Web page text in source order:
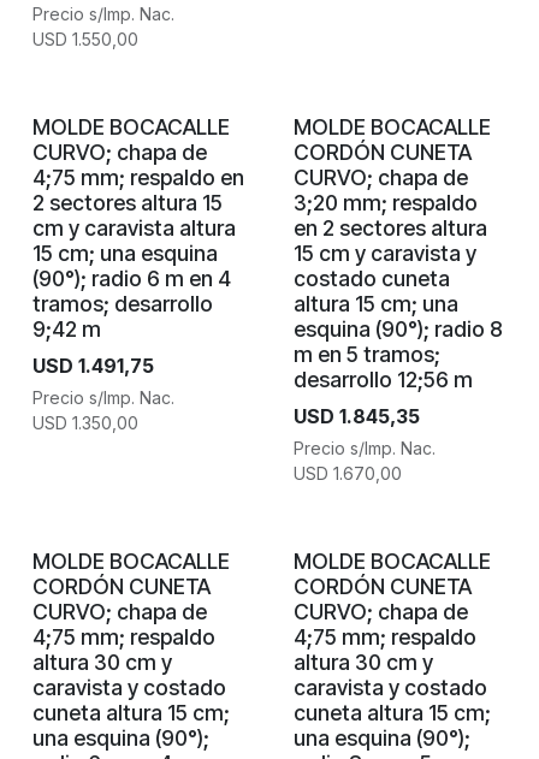
Precio s/Imp. Nac.
USD 1.550,00
MOLDE BOCACALLE
CURVO; chapa de
4;75 mm; respaldo en
2 sectores altura 15
cm y caravista altura
15 cm; una esquina
(90°); radio 6 m en 4
tramos; desarrollo
9;42 m
USD 1.491,75
Precio s/Imp. Nac.
USD 1.350,00
MOLDE BOCACALLE
CORDÓN CUNETA
CURVO; chapa de
3;20 mm; respaldo
en 2 sectores altura
15 cm y caravista y
costado cuneta
altura 15 cm; una
esquina (90°); radio 8
m en 5 tramos;
desarrollo 12;56 m
USD 1.845,35
Precio s/Imp. Nac.
USD 1.670,00
MOLDE BOCACALLE
CORDÓN CUNETA
CURVO; chapa de
4;75 mm; respaldo
altura 30 cm y
caravista y costado
cuneta altura 15 cm;
una esquina (90°);
MOLDE BOCACALLE
CORDÓN CUNETA
CURVO; chapa de
4;75 mm; respaldo
altura 30 cm y
caravista y costado
cuneta altura 15 cm;
una esquina (90°);